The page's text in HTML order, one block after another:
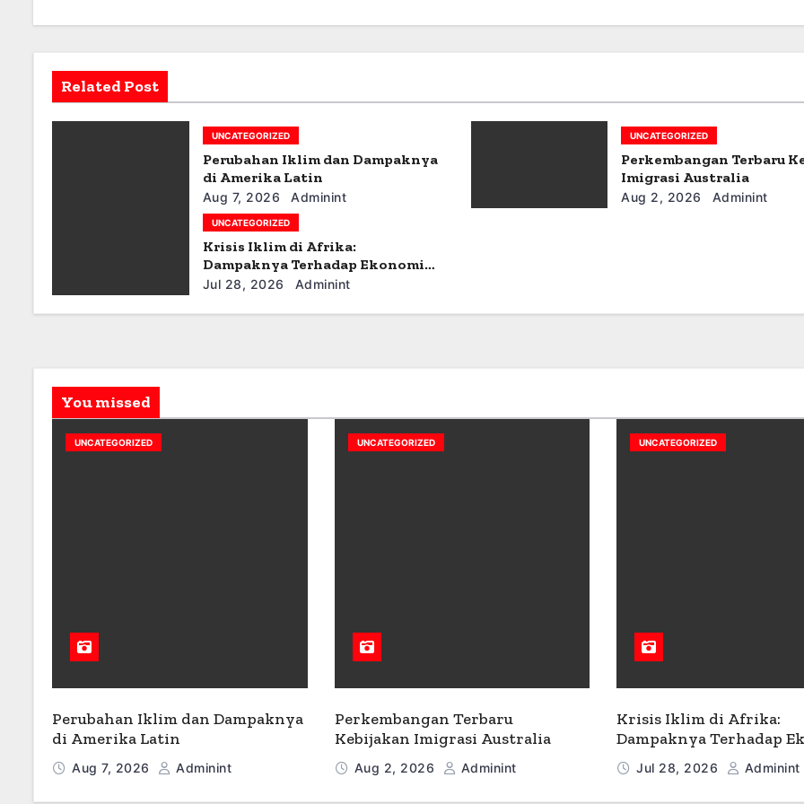
i
g
n
Related Post
UNCATEGORIZED
Perubahan Iklim dan Dampaknya
di Amerika Latin
Aug 7, 2026 Adminint
UNCATEGORIZED
Perkembangan Terbaru
Imigrasi Australia
Aug 2, 2026 Adminint
UNCATEGORIZED
Krisis Iklim di Afrika:
Dampaknya Terhadap Ekonomi
dan Masyarakat
Jul 28, 2026 Adminint
You missed
UNCATEGORIZED
Perubahan Iklim dan Dampaknya
di Amerika Latin
Aug 7, 2026 Adminint
UNCATEGORIZED
Perkembangan Terbaru
Kebijakan Imigrasi Australia
Aug 2, 2026 Adminint
UNCATEGORIZED
Krisis Iklim di Afrika:
Dampaknya Terhadap
dan Masyarakat
Jul 28, 2026 Adminint